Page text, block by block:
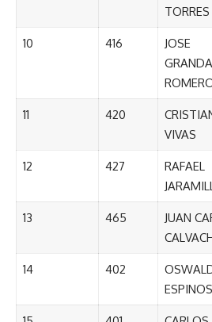
TORRES
10 416
JOSE
GRANDA
11 420
VIVAS
12 427
RAFAEL
13 465
JUAN
14 402